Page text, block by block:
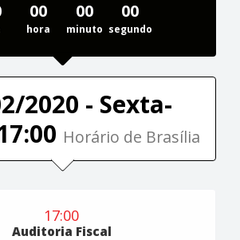
00
hora
00
minuto
00
segundo
2020 - Sexta-
Horário de Brasília
17:00
Auditoria Fiscal